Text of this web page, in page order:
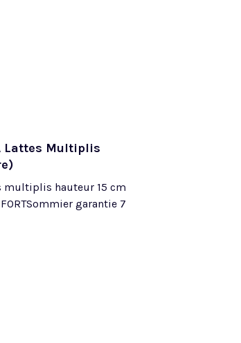
Lattes Multiplis
multiplis hauteur 15 cm
garantie 7